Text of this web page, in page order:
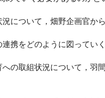
について，畑野企画官から
携をどのように図ってい
の取組状況について，羽